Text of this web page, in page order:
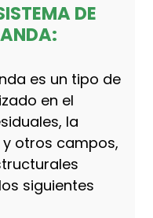
DE
es un tipo de
en el
la
otros campos,
siguientes